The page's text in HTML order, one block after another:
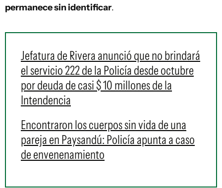
permanece sin identificar.
Jefatura de Rivera anunció que no brindará
el servicio 222 de la Policía desde octubre
por deuda de casi $ 10 millones de la
Intendencia
Encontraron los cuerpos sin vida de una
pareja en Paysandú: Policía apunta a caso
de envenenamiento